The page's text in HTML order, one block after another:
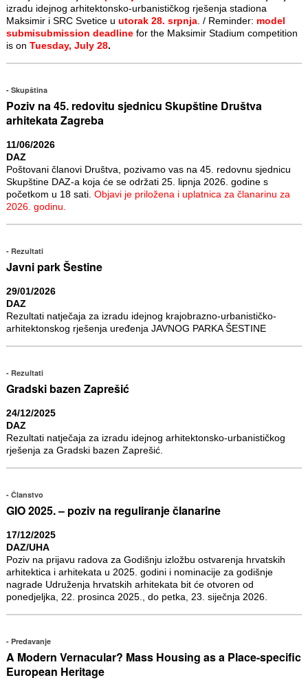
izradu idejnog arhitektonsko-urbanističkog rješenja stadiona
Maksimir i SRC Svetice u utorak 28. srpnja. / Reminder: model
submisubmission deadlinefor the Maksimir Stadium competition
is on Tuesday, July 28.
Skupština
Poziv na 45. redovitu sjednicu Skupštine Društva
arhitekata Zagreba
11/06/2026
DAZ
Poštovani članovi Društva, pozivamo vas na 45. redovnu sjednicu
Skupštine DAZ-a koja će se održati 25. lipnja 2026. godine s
početkom u 18 sati. Objavi je priložena i uplatnica za članarinu za
2026. godinu.
Rezultati
Javni park Šestine
29/01/2026
DAZ
Rezultati natječaja za izradu idejnog krajobrazno-urbanističko-
arhitektonskog rješenja uređenja JAVNOG PARKA ŠESTINE
Rezultati
Gradski bazen Zaprešić
24/12/2025
DAZ
Rezultati natječaja za izradu idejnog arhitektonsko-urbanističkog
rješenja za Gradski bazen Zaprešić.
Članstvo
GIO 2025. – poziv na reguliranje članarine
17/12/2025
DAZ/UHA
Poziv na prijavu radova za Godišnju izložbu ostvarenja hrvatskih
arhitektica i arhitekata u 2025. godini i nominacije za godišnje
nagrade Udruženja hrvatskih arhitekata bit će otvoren od
ponedjeljka, 22. prosinca 2025., do petka, 23. siječnja 2026.
Predavanje
A Modern Vernacular? Mass Housing as a Place-specific
European Heritage